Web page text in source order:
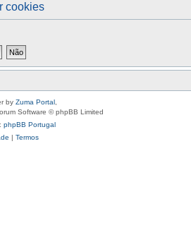
cookies
by Zuma Portal
Software © phpBB Limited
phpBB Portugal
| Termos